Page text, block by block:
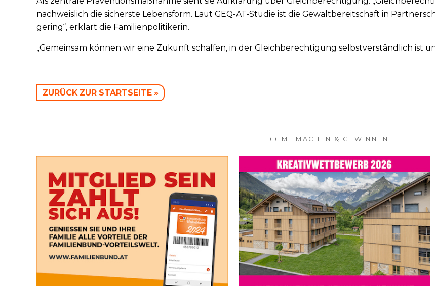
nachweislich die sicherste Lebensform. Laut GEQ-AT-Studie ist die Gewaltbereitschaft in
gering“, erklärt die Familienpolitikerin.
„Gemeinsam können wir eine Zukunft schaffen, in der Gleichberechtigung selbstverständlich ist
ZURÜCK ZUR STARTSEITE »
+++ MITMACHEN & GEWINNEN +++